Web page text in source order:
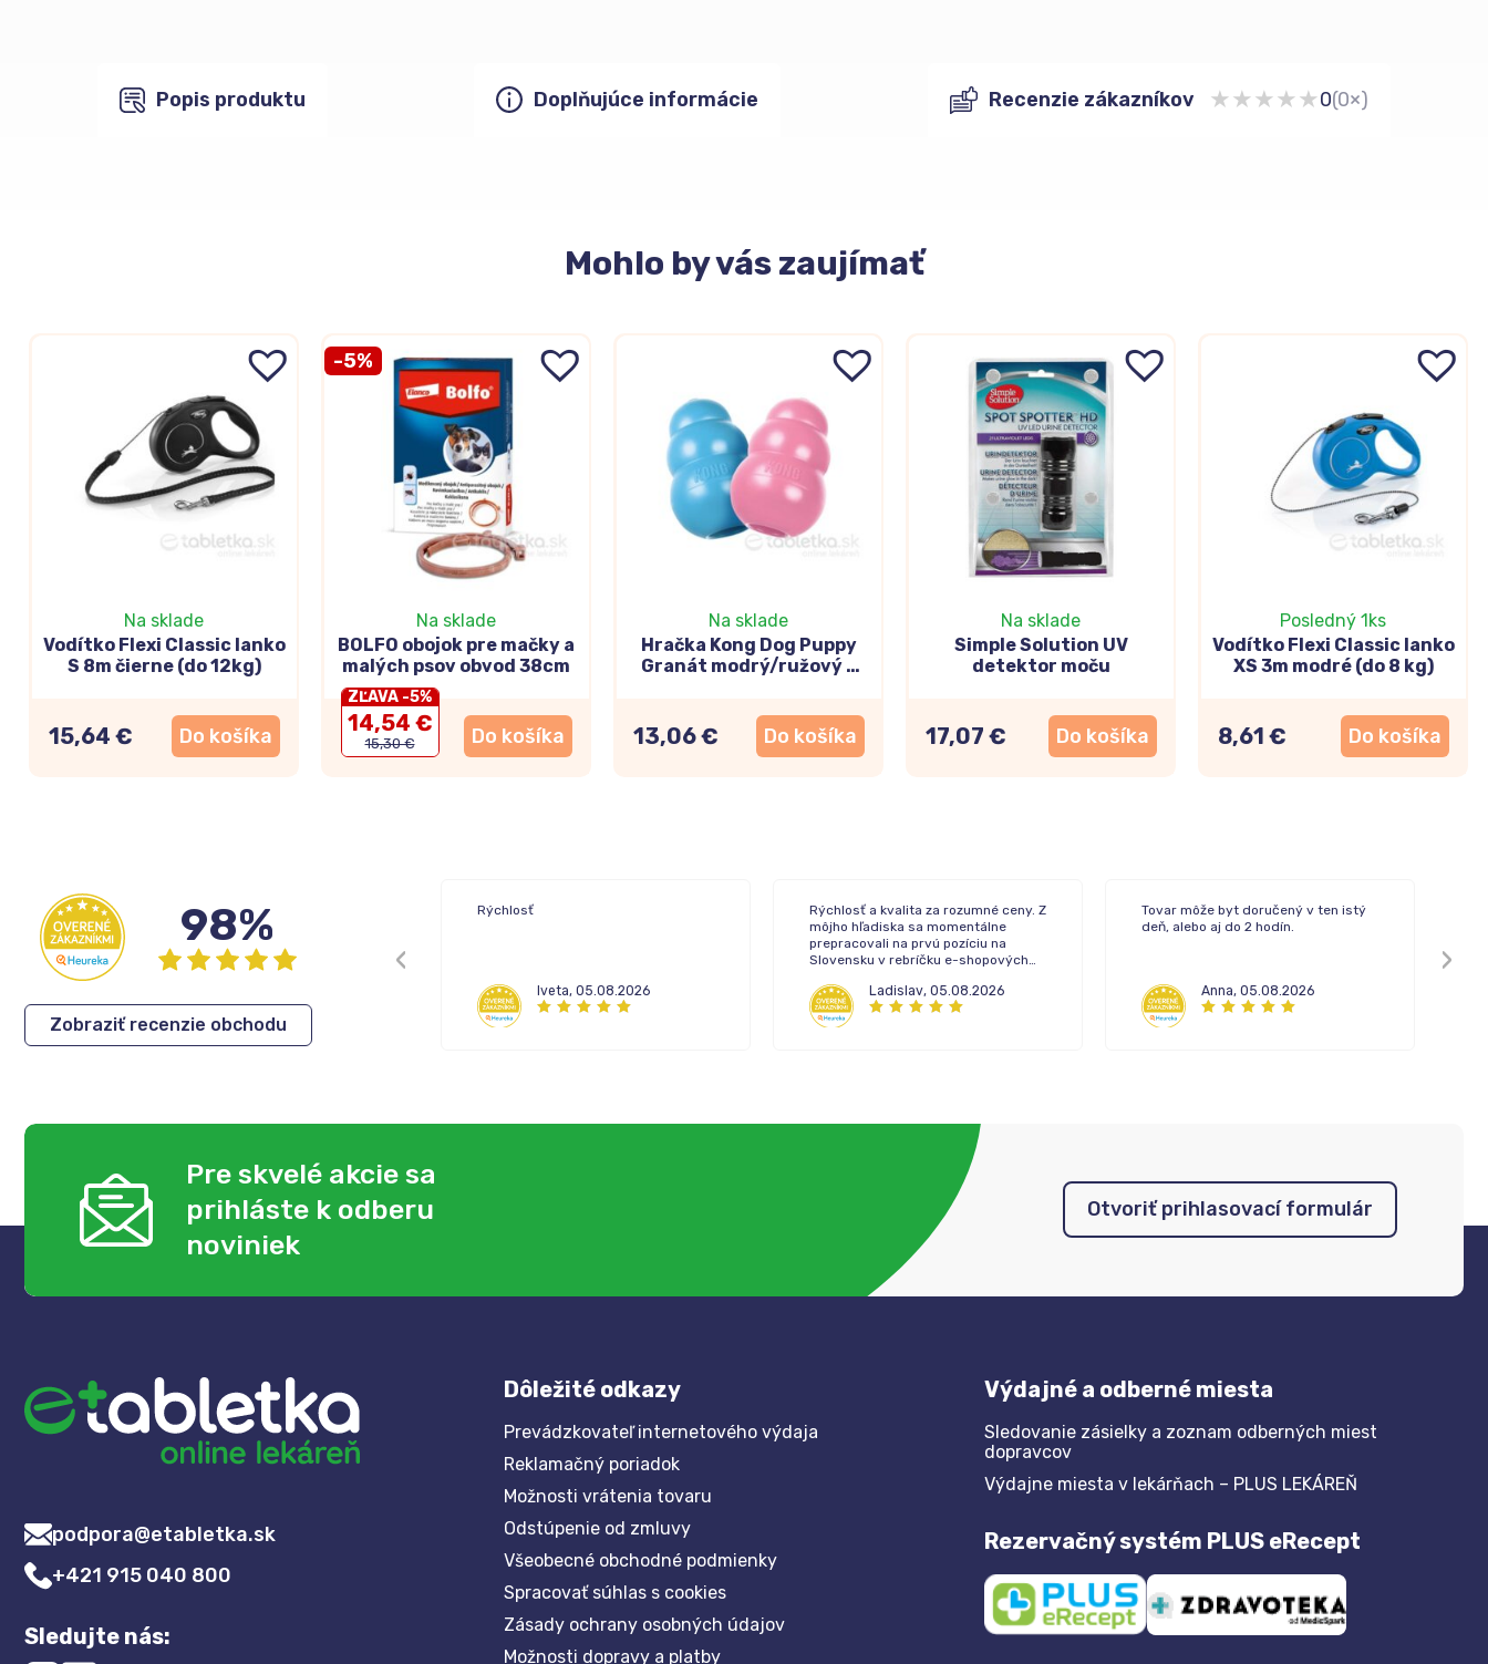
Popis produktu Doplňujúce informácie Recenzie zákazníkov ★★★★★0(0×)
Mohlo by vás zaujímať
Na sklade
Vodítko Flexi Classic lanko
S 8m čierne (do 12kg)
15,64 € Do košíka
-5%
Na sklade
BOLFO obojok pre mačky a
malých psov obvod 38cm
ZĽAVA -5%
14,54 €
15,30 € Do košíka
Na sklade
Hračka Kong Dog Puppy
Granát modrý/ružový L
13,06 € Do košíka
Na sklade
Simple Solution UV
detektor moču
17,07 € Do košíka
Posledný 1ks
Vodítko Flexi Classic lanko
XS 3m modré (do 8 kg)
8,61 € Do košíka
98%
Zobraziť recenzie obchodu
Rýchle dodanie tovaru.
Cenovo dobré produkty
Rýchlosť
Iveta, 05.08.2026
Rýchlosť a kvalita za rozumné ceny. Z
môjho hľadiska sa momentálne
prepracovali na prvú pozíciu na
Slovensku v rebríčku e-shopových
Ladislav, 05.08.2026
Tovar môže byt doručený v ten istý
deň, alebo aj do 2 hodín.
Anna, 05.08.2026
Pre skvelé akcie sa
prihláste k odberu
noviniek
Otvoriť prihlasovací formulár
podpora@etabletka.sk
+421 915 040 800
Sledujte nás:
Dôležité odkazy
Prevádzkovateľ internetového výdaja
Reklamačný poriadok
Možnosti vrátenia tovaru
Odstúpenie od zmluvy
Všeobecné obchodné podmienky
Spracovať súhlas s cookies
Zásady ochrany osobných údajov
Možnosti dopravy a platby
Výdajné a odberné miesta
Sledovanie zásielky a zoznam odberných miest
dopravcov
Výdajne miesta v lekárňach – PLUS LEKÁREŇ
Rezervačný systém PLUS eRecept